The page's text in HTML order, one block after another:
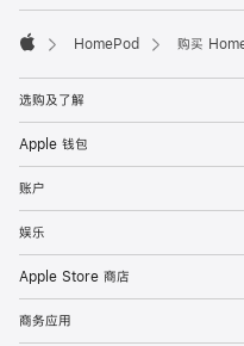
HomePod 购买
选购及了解
Apple 钱包
账户
娱乐
Apple Store 商店
商务应用